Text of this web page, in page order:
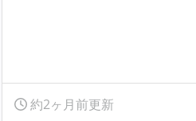
約2ヶ月前更新